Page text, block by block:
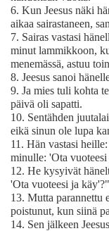
6. Kun Jeesus näki
aikaa sairastaneen,
7. Sairas vastasi
minut lammikkoon,
menemässä, astuu
8. Jeesus sanoi
9. Ja mies tuli kohta
päivä oli sapatti.
10. Sentähden
eikä sinun ole lupa
11. Hän vastasi
minulle: 'Ota
12. He kysyivät
'Ota vuoteesi ja käy'?"
13. Mutta parannettu
poistunut, kun siinä
14. Sen jälkeen